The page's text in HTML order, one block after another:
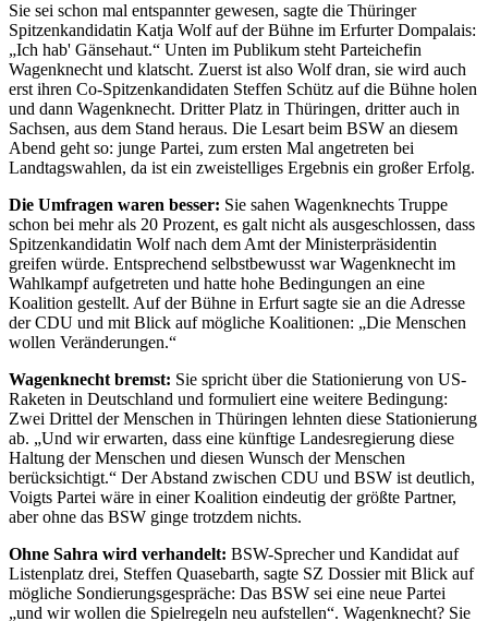
Sie sei schon mal entspannter gewesen, sagte die Thüringer
Spitzenkandidatin Katja Wolf auf der Bühne im Erfurter Dompalais:
„Ich hab' Gänsehaut.“ Unten im Publikum steht Parteichefin
Wagenknecht und klatscht. Zuerst ist also Wolf dran, sie wird auch
erst ihren Co-Spitzenkandidaten Steffen Schütz auf die Bühne holen
und dann Wagenknecht. Dritter Platz in Thüringen, dritter auch in
Sachsen, aus dem Stand heraus. Die Lesart beim BSW an diesem
Abend geht so: junge Partei, zum ersten Mal angetreten bei
Landtagswahlen, da ist ein zweistelliges Ergebnis ein großer Erfolg.
Die Umfragen waren besser: Sie sahen Wagenknechts Truppe
schon bei mehr als 20 Prozent, es galt nicht als ausgeschlossen, dass
Spitzenkandidatin Wolf nach dem Amt der Ministerpräsidentin
greifen würde. Entsprechend selbstbewusst war Wagenknecht im
Wahlkampf aufgetreten und hatte hohe Bedingungen an eine
Koalition gestellt. Auf der Bühne in Erfurt sagte sie an die Adresse
der CDU und mit Blick auf mögliche Koalitionen: „Die Menschen
wollen Veränderungen.“
Wagenknecht bremst: Sie spricht über die Stationierung von US-
Raketen in Deutschland und formuliert eine weitere Bedingung:
Zwei Drittel der Menschen in Thüringen lehnten diese Stationierung
ab. „Und wir erwarten, dass eine künftige Landesregierung diese
Haltung der Menschen und diesen Wunsch der Menschen
berücksichtigt.“ Der Abstand zwischen CDU und BSW ist deutlich,
Voigts Partei wäre in einer Koalition eindeutig der größte Partner,
aber ohne das BSW ginge trotzdem nichts.
Ohne Sahra wird verhandelt: BSW-Sprecher und Kandidat auf
Listenplatz drei, Steffen Quasebarth, sagte SZ Dossier mit Blick auf
mögliche Sondierungsgespräche: Das BSW sei eine neue Partei
„und wir wollen die Spielregeln neu aufstellen“. Wagenknecht? Sie